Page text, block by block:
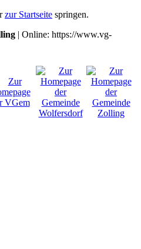
zur Startseite springen.
| Online: https://www.vg-